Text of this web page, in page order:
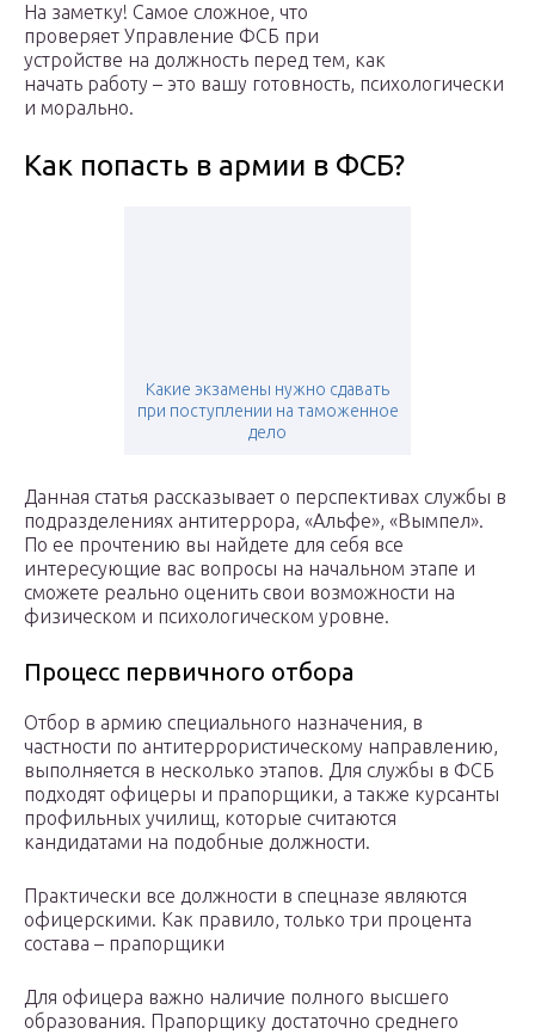
На заметку! Самое сложное, что
проверяет Управление ФСБ при
устройстве на должность перед тем, как
начать работу – это вашу готовность, психологически
и морально.
Как попасть в армии в ФСБ?
Какие экзамены нужно сдавать
при поступлении на таможенное
дело
Данная статья рассказывает о перспективах службы в
подразделениях антитеррора, «Альфе», «Вымпел».
По ее прочтению вы найдете для себя все
интересующие вас вопросы на начальном этапе и
сможете реально оценить свои возможности на
физическом и психологическом уровне.
Процесс первичного отбора
Отбор в армию специального назначения, в
частности по антитеррористическому направлению,
выполняется в несколько этапов. Для службы в ФСБ
подходят офицеры и прапорщики, а также курсанты
профильных училищ, которые считаются
кандидатами на подобные должности.
Практически все должности в спецназе являются
офицерскими. Как правило, только три процента
состава – прапорщики
Для офицера важно наличие полного высшего
образования. Прапорщику достаточно среднего